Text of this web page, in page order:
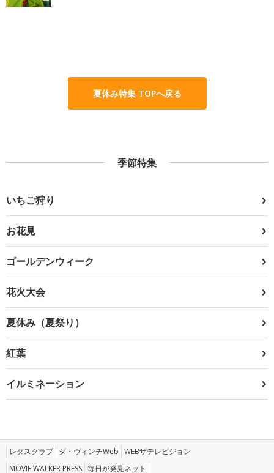
夏休み特集 TOPへ戻る
季節特集
いちご狩り
お花見
ゴールデンウィーク
花火大会
夏休み（夏祭り）
紅葉
イルミネーション
レタスクラブ ダ・ヴィンチWeb WEBザテレビジョン
MOVIE WALKER PRESS 毎日が発見ネット